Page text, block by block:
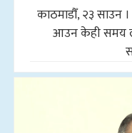
काठमाडौँ, २३ साउन
आउन केही समय